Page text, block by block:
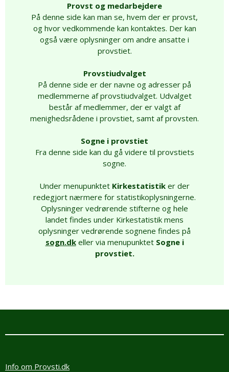
Provst og medarbejdere
På denne side kan man se, hvem der er provst,
og hvor vedkommende kan kontaktes. Der kan
også være oplysninger om andre ansatte i
provstiet.
Provstiudvalget
På denne side er der navne og adresser på
medlemmerne af provstiudvalget. Udvalget
består af medlemmer, der er valgt af
menighedsrådene i provstiet, samt af provsten.
Sogne i provstiet
Fra denne side kan du gå videre til provstiets
sogne.
Under menupunktet Kirkestatistik er der
redegjort nærmere for statistikoplysningerne.
Oplysninger vedrørende stifterne og hele
landet findes under Kirkestatistik mens
oplysninger vedrørende sognene findes på
sogn.dkeller via menupunktet Sogne i
provstiet.
Info om Provsti.dk